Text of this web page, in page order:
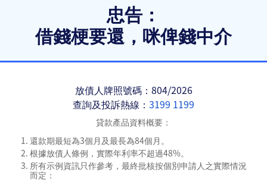
忠告：
借錢梗要還，咪俾錢中介
放債人牌照號碼：804/2026
查詢及投訴熱線： 3199 1199
貸款產品資料概要：
還款期最短為3個月及最長為84個月。
根據放債人條例，實際年利率不超過48%。
所有示例資訊只作參考，最終批核按個別申請人之實際情況
而定：